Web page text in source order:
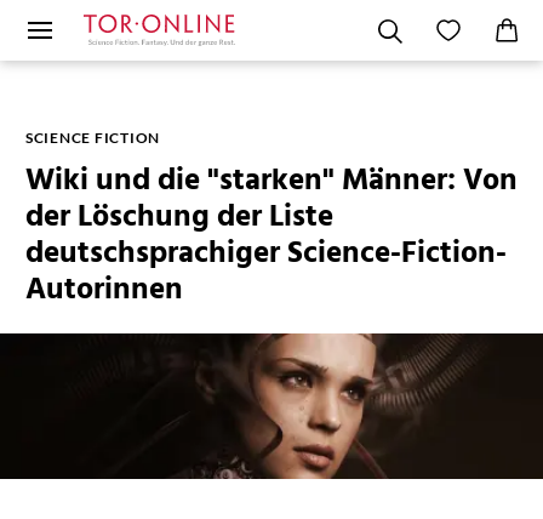
SCIENCE FICTION
Wiki und die "starken" Männer: Von
der Löschung der Liste
deutschsprachiger Science-Fiction-
Autorinnen